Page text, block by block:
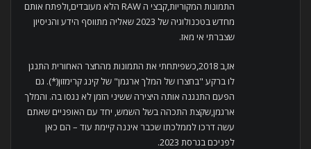
התמונות המקוריות,קבצי ה RAW הלא מעובדים,ולפתח אותם
מחדש בטכנולוגיה של 2023 שאליה מתווסף הידע והניסיון
שצברתי אי מאז.
אז,ב 2018,כשפיתחתי את התמונות מהחצר האחורית התנגן
לו ברקע "בחצרו של המלך ארגמן" של קינג קרימזון(*). גם
הפעם התנגנה אותה היצירה ששיני הזמן לא נגסו בה. והמלך
ארגמן,שקצת התכהה בשל השמש, יחד עם האופניים שאתם
עשה דרכו לממלכתו שכבר איננה קיימת עוד – הם כאן
לפניכם בגרסת 2023.